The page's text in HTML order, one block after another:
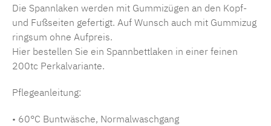
Die Spannlaken werden mit Gummizügen an den Kopf-
und Fußseiten gefertigt. Auf Wunsch auch mit Gummizug
ringsum ohne Aufpreis.
Hier bestellen Sie ein Spannbettlaken in einer feinen
200tc Perkalvariante.
Pflegeanleitung:
• 60°C Buntwäsche, Normalwaschgang